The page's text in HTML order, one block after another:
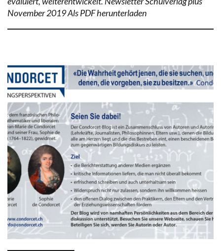
November 2019 Als PDF herunterladen